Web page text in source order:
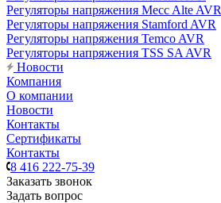
Регуляторы напряжения Mecc Alte AVR
Регуляторы напряжения Stamford AVR
Регуляторы напряжения Temco AVR
Регуляторы напряжения TSS SA AVR
Новости
Компания
О компании
Новости
Контакты
Сертификаты
Контакты
8 416 222-75-39
Заказать звонок
Задать вопрос